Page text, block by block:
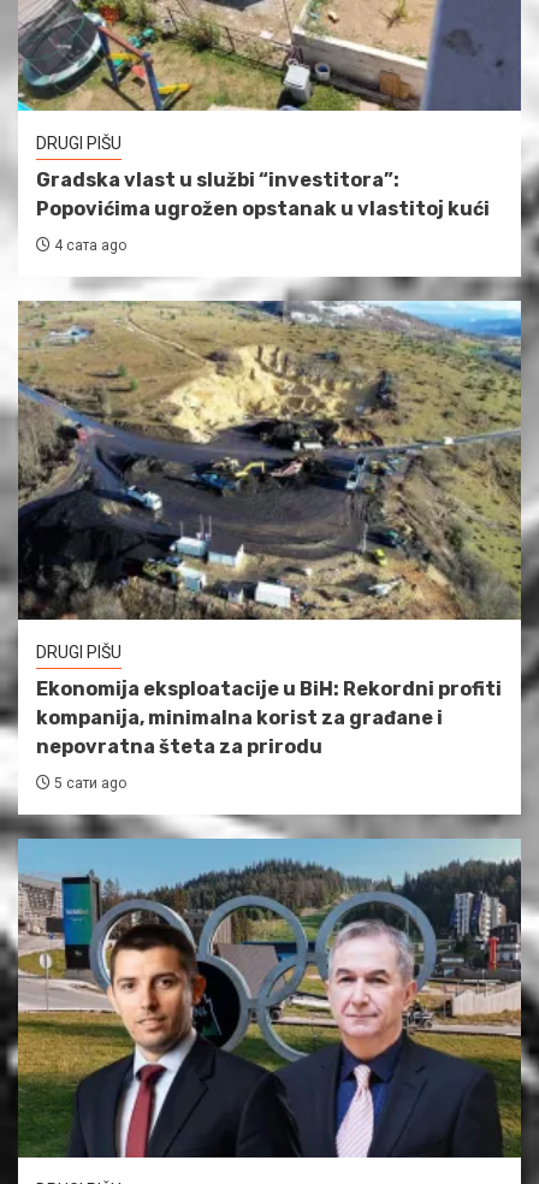
DRUGI PIŠU
Gradska vlast u službi “investitora”:
Popovićima ugrožen opstanak u vlastitoj kući
4 сата ago
DRUGI PIŠU
Ekonomija eksploatacije u BiH: Rekordni profiti
kompanija, minimalna korist za građane i
nepovratna šteta za prirodu
5 сати ago